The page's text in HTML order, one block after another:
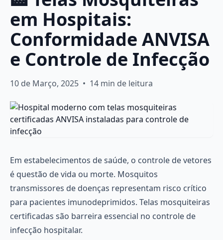
em Hospitais:
Conformidade ANVISA
e Controle de Infecção
10 de Março, 2025 • 14 min de leitura
Em estabelecimentos de saúde, o controle de vetores
é questão de vida ou morte. Mosquitos
transmissores de doenças representam risco crítico
para pacientes imunodeprimidos. Telas mosquiteiras
certificadas são barreira essencial no controle de
infecção hospitalar.